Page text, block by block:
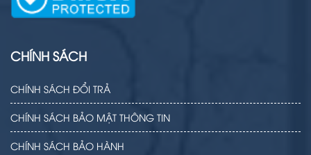
CHÍNH SÁCH
CHÍNH SÁCH ĐỔI TRẢ
CHÍNH SÁCH BẢO MẬT THÔNG TIN
CHÍNH SÁCH BẢO HÀNH